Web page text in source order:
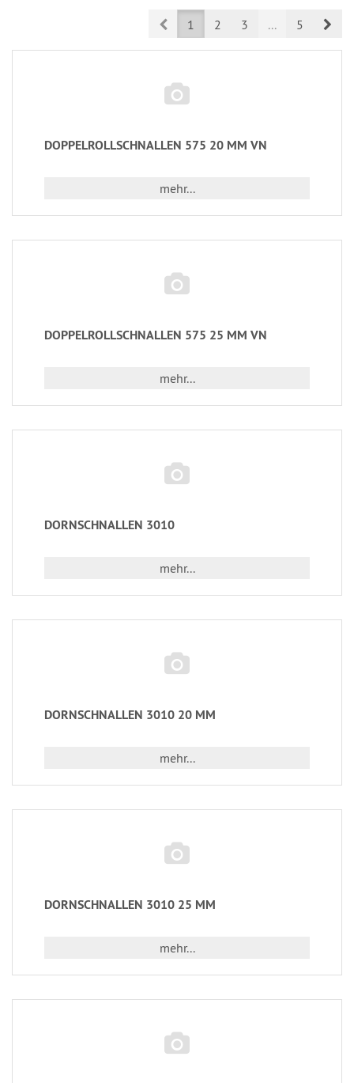
Prev1 2 3 ... 5
DOPPELROLLSCHNALLEN 575 20 MM VN
mehr...
DOPPELROLLSCHNALLEN 575 25 MM VN
mehr...
DORNSCHNALLEN 3010
mehr...
DORNSCHNALLEN 3010 20 MM
mehr...
DORNSCHNALLEN 3010 25 MM
mehr...